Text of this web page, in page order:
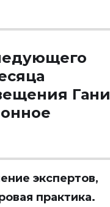
Гани
экспертов,
практика.